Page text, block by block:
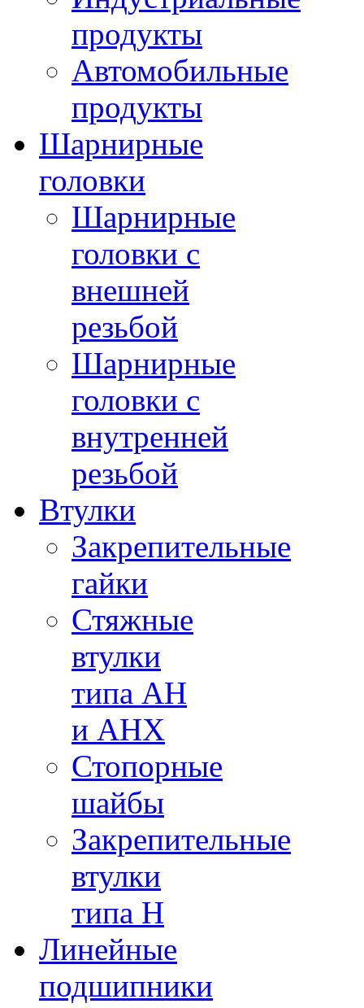
продукты
Автомобильные
продукты
Шарнирные
головки
Шарнирные
головки с
внешней
резьбой
Шарнирные
головки с
внутренней
резьбой
Втулки
Закрепительные
гайки
Стяжные
втулки
типа AH
и AHX
Стопорные
шайбы
Закрепительные
втулки
типа H
Линейные
подшипники